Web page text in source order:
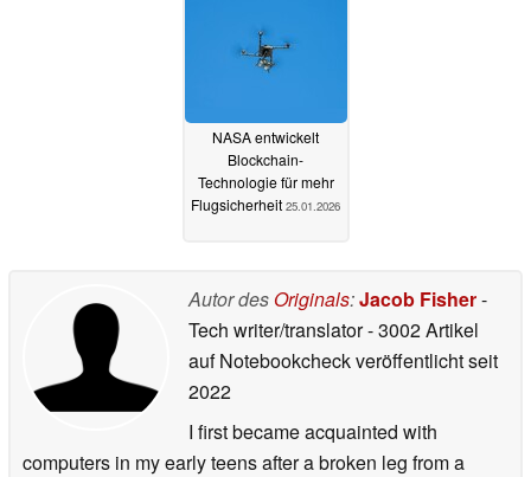
NASA entwickelt
Blockchain-
Technologie für mehr
Flugsicherheit 25.01.2026
Autor des Originals:Jacob Fisher-
Tech writer/translator- 3002 Artikel
auf Notebookcheck veröffentlichtseit
2022
I first became acquainted with
computers in my early teens after a broken leg from a